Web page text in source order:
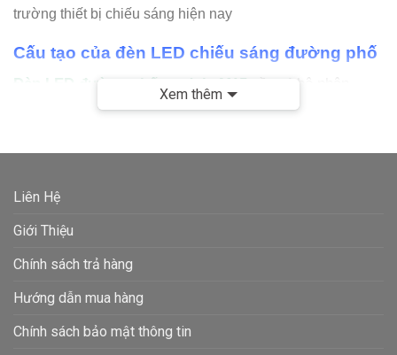
trường thiết bị chiếu sáng hiện nay
Cấu tạo của đèn LED chiếu sáng đường phố
Đèn LED đường phố module M15 gồm 4 bộ phận
chip LED, nguồn LED, bộ phận tản nhiệt và vỏ
Loại chip LED này có ưu điểm như khả năng tản nhiệt
lĩnh vực chiếu sáng giao thông công cộng cần sử dụng
bộ đèn công suất cao nhưng độ chói thấp thì loại chip
Nguồn LED :DONE / Philips – Nguồn của đèn đường
Xem thêm
Liên Hệ
Giới Thiệu
Chính sách trả hàng
Hướng dẫn mua hàng
Chính sách bảo mật thông tin